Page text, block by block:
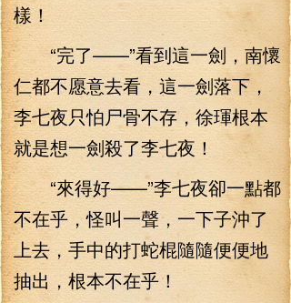
樣！
“完了——”看到這一劍，南懷
仁都不愿意去看，這一劍落下，
李七夜只怕尸骨不存，徐琿根本
就是想一劍殺了李七夜！
“來得好——”李七夜卻一點都
不在乎，怪叫一聲，一下子沖了
上去，手中的打蛇棍隨隨便便地
抽出，根本不在乎！